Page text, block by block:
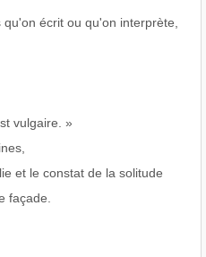
écrit ou qu'on interprète,
vulgaire. »
et le constat de la solitude
façade.